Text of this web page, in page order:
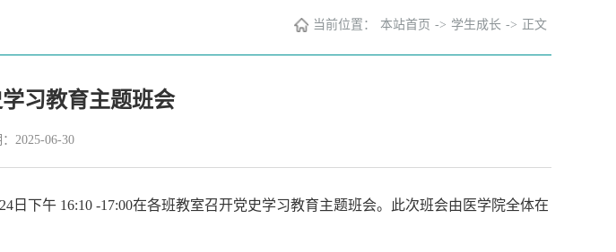
当前位置： 本站首页 -> 学生成长 -> 正文
习教育主题班会
2025-06-30
下午 16:10 -17:00在各班教室召开党史学习教育主题班会。此次班会由医学院全体在